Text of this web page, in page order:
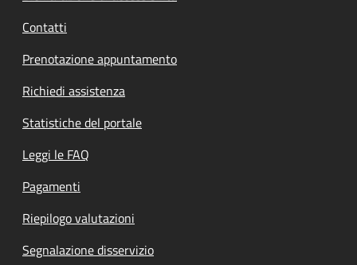
Contatti
Prenotazione appuntamento
Richiedi assistenza
Statistiche del portale
Leggi le FAQ
Pagamenti
Riepilogo valutazioni
Segnalazione disservizio